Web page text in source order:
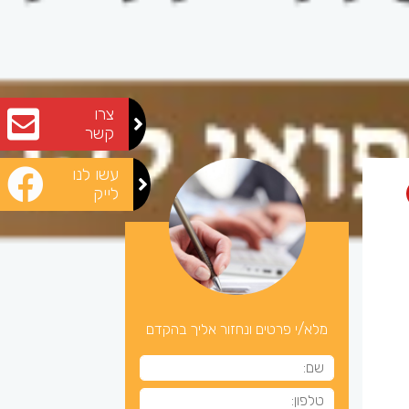
צרו
קשר
עשו לנו
לייק
מלא/י פרטים ונחזור אליך בהקדם